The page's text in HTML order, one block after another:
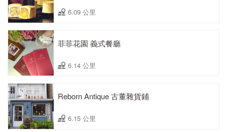
6.09 公里
菲菲花園 義式餐廳
6.14 公里
Reborn Antique 古董雜貨鋪
6.15 公里